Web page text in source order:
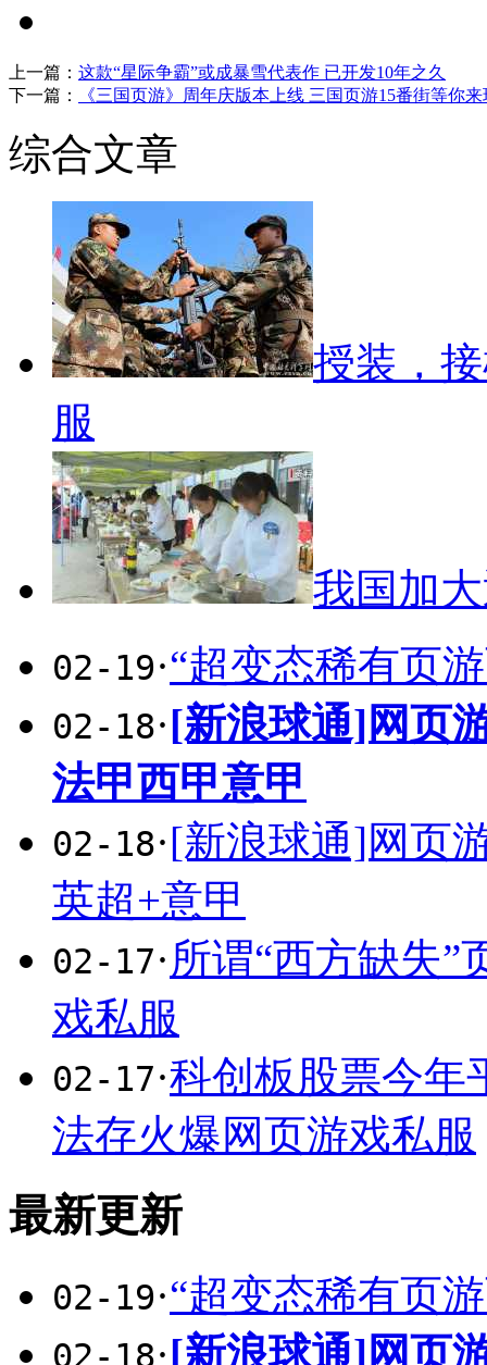
上一篇： 这款“星际争霸”或成暴雪代表作 已开发10年之久
下一篇：
《三国页游》周年庆版本上线 三国页游15番街等你
综合文章
授装，
服
我国加
02-19·“超变态稀有页
02-18·[新浪球通]网页
法甲西甲意甲
02-18·[新浪球通]网页
英超+意甲
02-17·所谓“西方缺失”
戏私服
02-17·科创板股票今年
法存火爆网页游戏私服
最新更新
02-19·“超变态稀有页
02-18·[新浪球通]网页